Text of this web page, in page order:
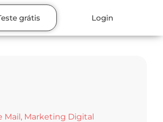
grátis Login
Mail, Marketing Digital